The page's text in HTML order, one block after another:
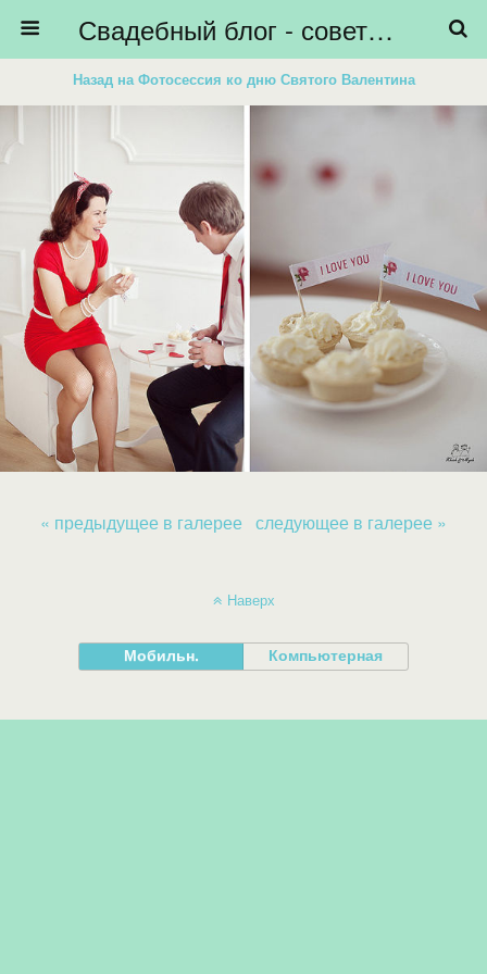
Свадебный блог - советы невестам, подготовка к свадьбе - HiBride
Назад на Фотосессия ко дню Святого Валентина
« предыдущее в галерее следующее в галерее »
Наверх
Мобильн. Компьютерная